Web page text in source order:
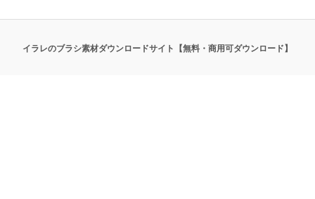
イラレのブラシ素材ダウンロードサイト【無料・商用可ダウンロード】